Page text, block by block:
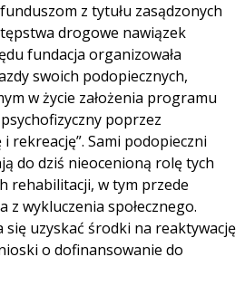
z tytułu zasądzonych
drogowe nawiązek
fundacja organizowała
swoich podopiecznych,
w życie założenia programu
poprzez
rekreację”. Sami podopieczni
do dziś nieocenioną rolę tych
rehabilitacji, w tym przede
z wykluczenia społecznego.
się uzyskać środki na reaktywację
o dofinansowanie do